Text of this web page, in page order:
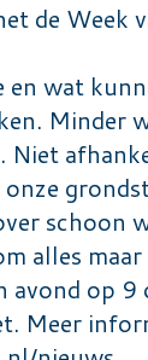
de Week
en wat
Minder
Niet
onze
schoon
alles
avond op
Meer